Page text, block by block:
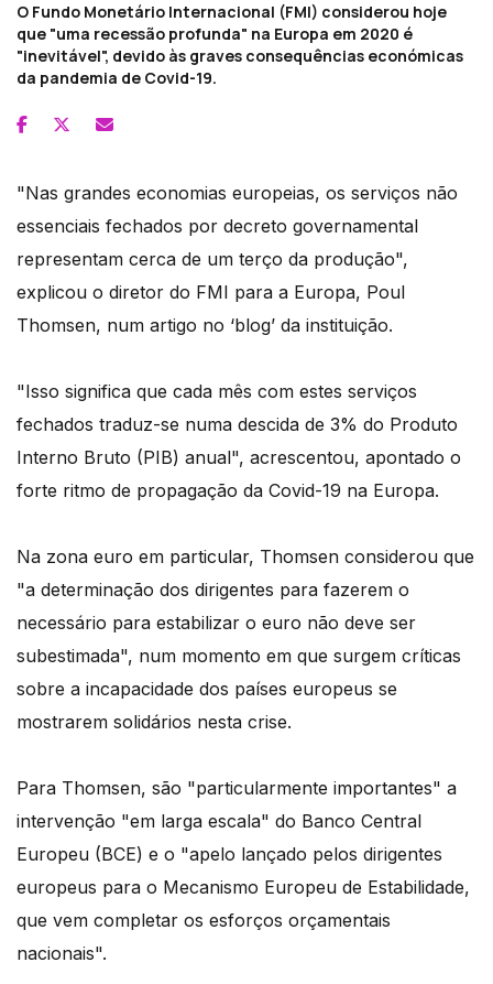
O Fundo Monetário Internacional (FMI) considerou hoje
que "uma recessão profunda" na Europa em 2020 é
"inevitável", devido às graves consequências económicas
da pandemia de Covid-19.
"Nas grandes economias europeias, os serviços não
essenciais fechados por decreto governamental
representam cerca de um terço da produção",
explicou o diretor do FMI para a Europa, Poul
Thomsen, num artigo no ‘blog’ da instituição.
"Isso significa que cada mês com estes serviços
fechados traduz-se numa descida de 3% do Produto
Interno Bruto (PIB) anual", acrescentou, apontado o
forte ritmo de propagação da Covid-19 na Europa.
Na zona euro em particular, Thomsen considerou que
"a determinação dos dirigentes para fazerem o
necessário para estabilizar o euro não deve ser
subestimada", num momento em que surgem críticas
sobre a incapacidade dos países europeus se
mostrarem solidários nesta crise.
Para Thomsen, são "particularmente importantes" a
intervenção "em larga escala" do Banco Central
Europeu (BCE) e o "apelo lançado pelos dirigentes
europeus para o Mecanismo Europeu de Estabilidade,
que vem completar os esforços orçamentais
nacionais".